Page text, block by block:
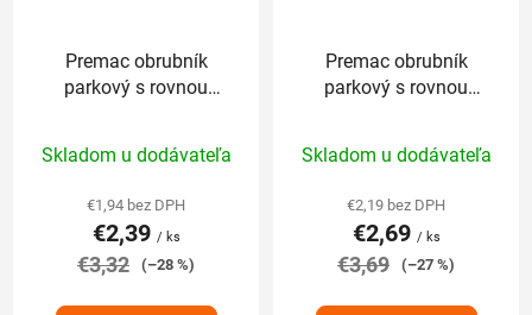
Premac obrubník
parkový s rovnou
hodnotenie
produktu
je
5,0
Skladom u dodávateľa
€1,94 bez DPH
€2,39 / ks
€3,32 (–28 %)
Premac obrubník
parkový s rovnou
hodnotenie
produktu
je
5,0
Skladom u dodávateľa
€2,19 bez DPH
€2,69 / ks
€3,69 (–27 %)